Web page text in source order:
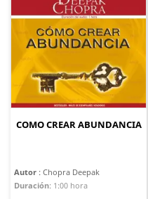
COMO CREAR ABUNDANCIA
Autor : Chopra Deepak
Duración: 1:00 hora